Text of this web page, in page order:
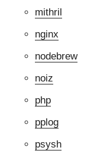
mithril
nginx
nodebrew
noiz
php
pplog
psysh